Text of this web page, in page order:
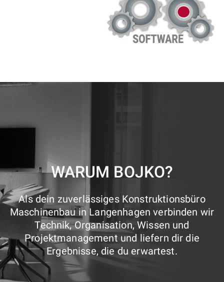
WARUM BOJKO?
Als dein zuverlässiges Konstruktionsbüro
Maschinenbau in Langenhagen verbinden wir
Technik, Organisation, Wissen und
Projektmanagement und liefern dir die
Ergebnisse, die du erwartest.